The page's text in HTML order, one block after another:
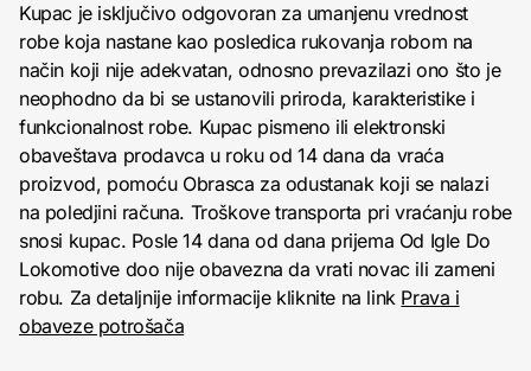
Kupac je isključivo odgovoran za umanjenu vrednost
robe koja nastane kao posledica rukovanja robom na
način koji nije adekvatan, odnosno prevazilazi ono što je
neophodno da bi se ustanovili priroda, karakteristike i
funkcionalnost robe. Kupac pismeno ili elektronski
obaveštava prodavca u roku od 14 dana da vraća
proizvod, pomoću Obrasca za odustanak koji se nalazi
na poledjini računa. Troškove transporta pri vraćanju robe
snosi kupac. Posle 14 dana od dana prijema Od Igle Do
Lokomotive doo nije obavezna da vrati novac ili zameni
robu. Za detaljnije informacije kliknite na link Prava i
obaveze potrošača